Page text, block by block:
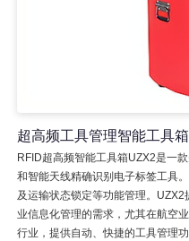
超高频工具管理智能工具
RFID超高频智能工具箱UZX2是一
和智能天线精确识别电子标签工具
及运输状态锁定等功能管理。
业信息化管理的需求，尤其在航空
行业，提供自动、快捷的工具管理功